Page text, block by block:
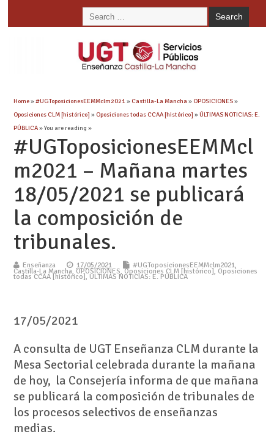
Home»#UGToposicionesEEMMclm2021» Castilla-La Mancha » OPOSICIONES»
Oposiciones CLM [histórico] » Oposiciones todas CCAA [histórico] »ÚLTIMAS NOTICIAS: E.
PÚBLICA» You are reading »
#UGToposicionesEEMMcl
m2021 – Mañana martes
18/05/2021 se publicará
la composición de
tribunales.
Enseñanza 17/05/2021 #UGToposicionesEEMMclm2021,
Castilla-La Mancha, OPOSICIONES,Oposiciones CLM [histórico], Oposiciones
todas CCAA [histórico], ÚLTIMAS NOTICIAS: E. PÚBLICA
17/05/2021
A consulta de UGT Enseñanza CLM durante la
Mesa Sectorial celebrada durante la mañana
de hoy, la Consejería informa de que mañana
se publicará la composición de tribunales de
los procesos selectivos de enseñanzas
medias.